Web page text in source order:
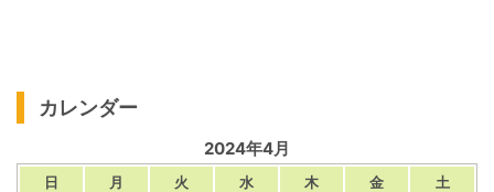
カレンダー
2024年4月
日 月 火 水 木 金
土